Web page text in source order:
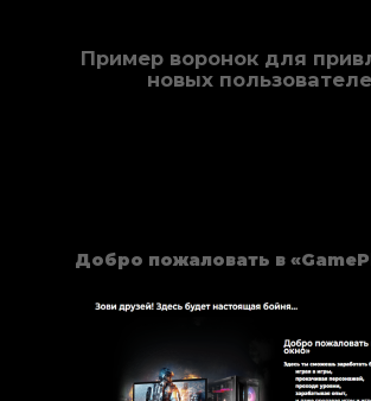
Пример воронок для
новых
Добро пожаловать в